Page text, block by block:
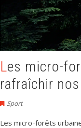
Les micro-forêts urbaines : une solution pour
rafraîchir
Sport
Les micro-forêts